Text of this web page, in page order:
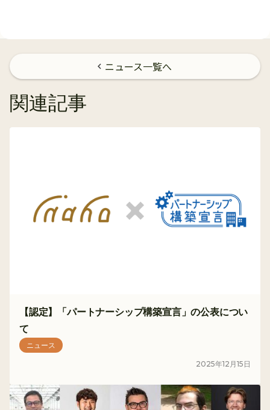
chevron_left ニュース一覧へ
関連記事
【認定】「パートナーシップ構築宣言」の公表につい
て
ニュース
2025年12 月15 日